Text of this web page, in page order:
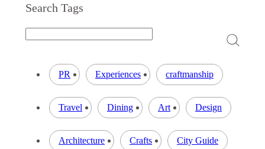
Search Tags
PR Experiences craftmanship
Travel Dining Art Design
Architecture Crafts City Guide